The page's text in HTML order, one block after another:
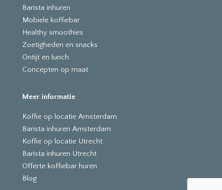
Barista inhuren
Mobiele koffiebar
Healthy smoothies
Zoetigheden en snacks
Ontijt en lunch
Concepten op maat
Meer informatie
Koffie op locatie Amsterdam
Barista inhuren Amsterdam
Koffie op locatie Utrecht
Barista inhuren Utrecht
Offerte koffiebar huren
Blog